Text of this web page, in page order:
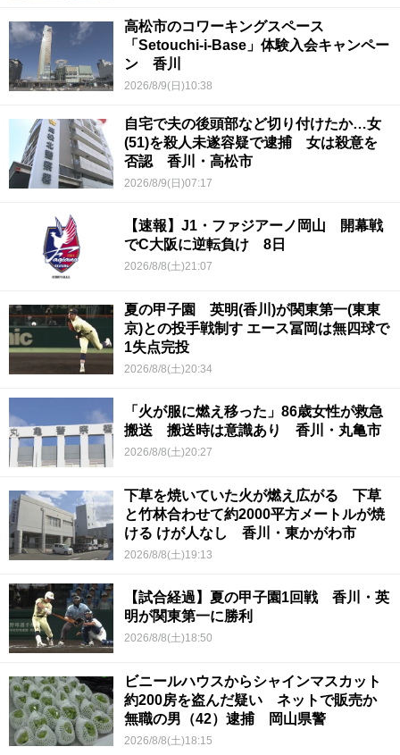
高松市のコワーキングスペース
「Setouchi-i-Base」体験入会キャンペー
ン 香川
2026/8/9(日)10:38
自宅で夫の後頭部など切り付けたか…女
(51)を殺人未遂容疑で逮捕 女は殺意を
否認 香川・高松市
2026/8/9(日)07:17
【速報】J1・ファジアーノ岡山 開幕戦
でC大阪に逆転負け 8日
2026/8/8(土)21:07
夏の甲子園 英明(香川)が関東第一(東東
京)との投手戦制す エース冨岡は無四球で
1失点完投
2026/8/8(土)20:34
「火が服に燃え移った」86歳女性が救急
搬送 搬送時は意識あり 香川・丸亀市
2026/8/8(土)20:27
下草を焼いていた火が燃え広がる 下草
と竹林合わせて約2000平方メートルが焼
ける けが人なし 香川・東かがわ市
2026/8/8(土)19:13
【試合経過】夏の甲子園1回戦 香川・英
明が関東第一に勝利
2026/8/8(土)18:50
ビニールハウスからシャインマスカット
約200房を盗んだ疑い ネットで販売か
無職の男（42）逮捕 岡山県警
2026/8/8(土)18:15